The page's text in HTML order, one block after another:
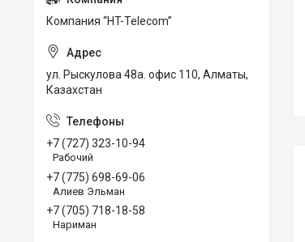
Компания “HT-Telecom”
ул. Рыскулова 48а. офис 110, Алматы,
Казахстан
+7 (727) 323-10-94
Рабочий
+7 (775) 698-69-06
Алиев Эльман
+7 (705) 718-18-58
Нариман